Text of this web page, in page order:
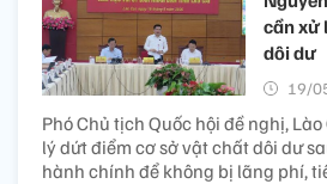
cần xử
dôi dư
19/
Phó Chủ tịch Quốc hội đề nghị,
lý dứt điểm cơ sở vật chất dôi dư
hành chính để không bị lãng phí,